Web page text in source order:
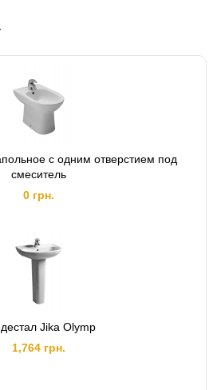
с одним отверстием под
смеситель
0 грн.
Jika Olymp
1,764 грн.